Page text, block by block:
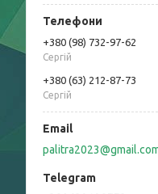
+380 (98) 732-97-62
Сергій
+380 (63) 212-87-73
Сергій